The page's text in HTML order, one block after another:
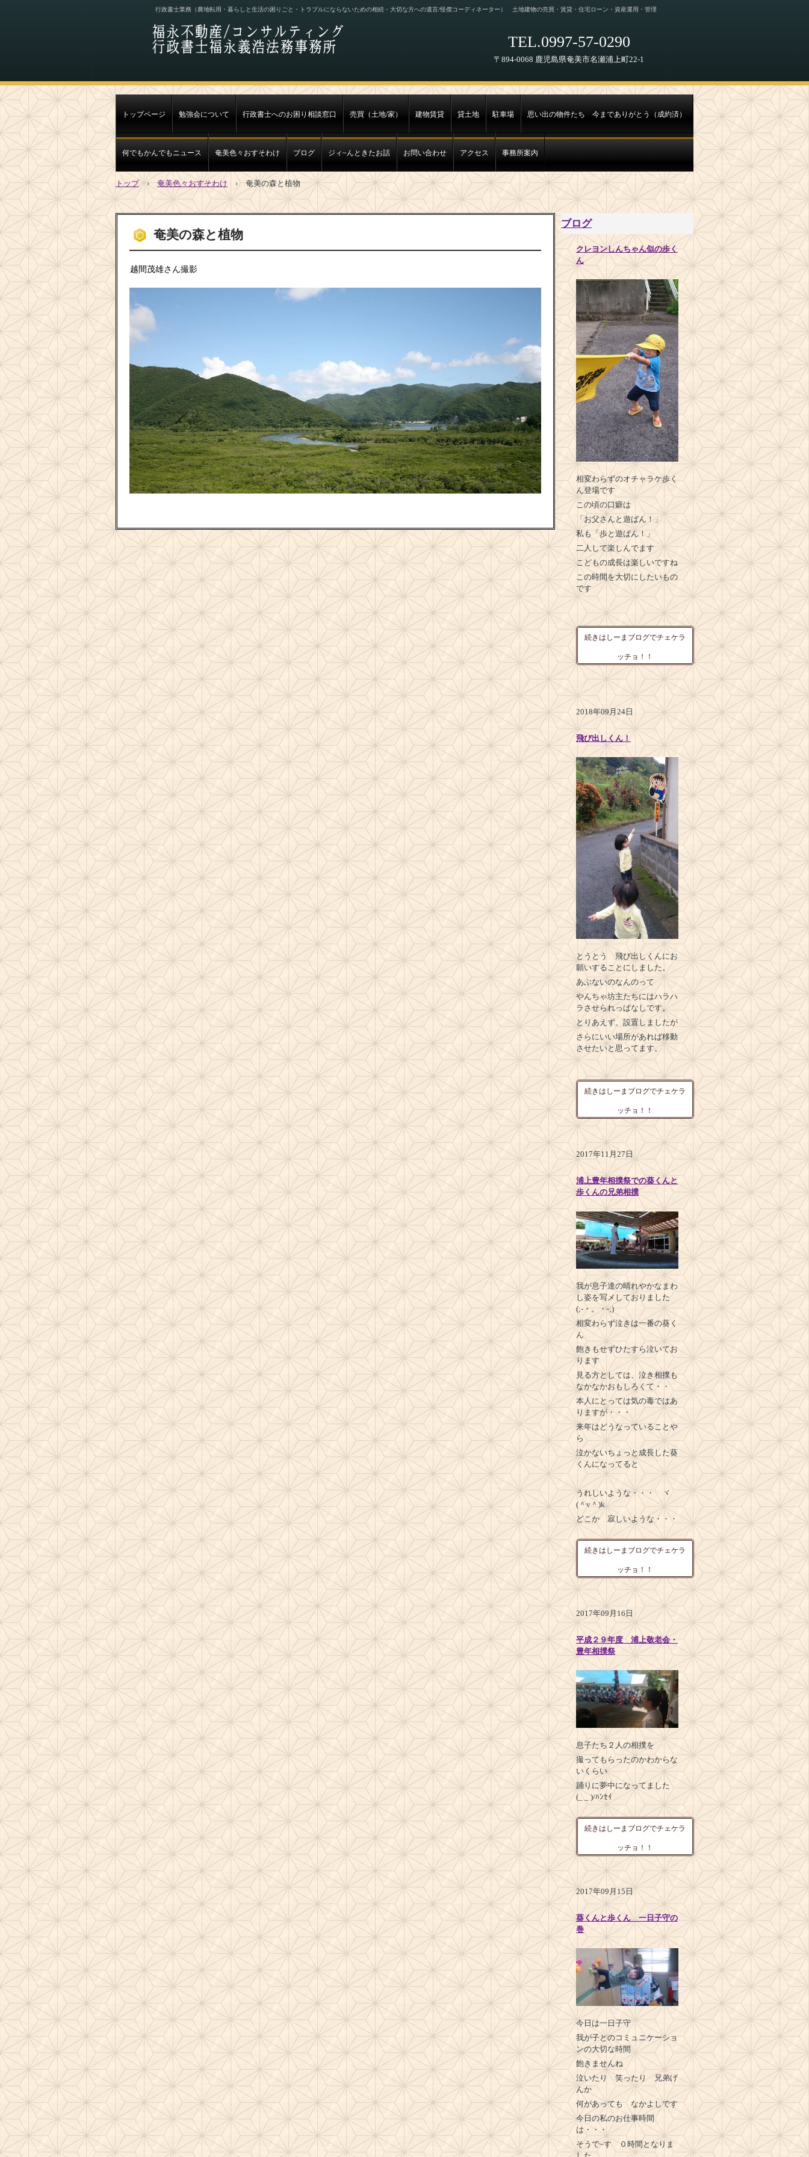
行政書士業務（農地転用・暮らしと生活の困りごと・トラブルにならないための相続・大切な方への遺言/怪傑コーディネーター） 土地建物の売買・賃貸・住宅ローン・資産運用・管理
TEL.0997-57-0290
〒894-0068 鹿児島県奄美市名瀬浦上町22-1
トップページ 勉強会について 行政書士へのお困り相談窓口 売買（土地/家） 建物賃貸 貸土地 駐車場 思い出の物件たち 今までありがとう（成約済）
何でもかんでもニュース 奄美色々おすそわけ ブログ ジィ~んときたお話 お問い合わせ アクセス 事務所案内
トップ › 奄美色々おすそわけ › 奄美の森と植物
奄美の森と植物
越間茂雄さん撮影
ブログ
クレヨンしんちゃん似の歩く
ん
相変わらずのオチャラケ歩く
ん登場です
この頃の口癖は
「お父さんと遊ばん！」
私も「歩と遊ばん！」
二人して楽しんでます
こどもの成長は楽しいですね
この時間を大切にしたいもの
です
続きはしーまブログでチェケラ
ッチョ！！
2018年09月24日
飛び出しくん！
とうとう 飛び出しくんにお
願いすることにしました。
あぶないのなんのって
やんちゃ坊主たちにはハラハ
ラさせられっぱなしです。
とりあえず、設置しましたが
さらにいい場所があれば移動
させたいと思ってます。
続きはしーまブログでチェケラ
ッチョ！！
2017年11月27日
浦上豊年相撲祭での葵くんと
歩くんの兄弟相撲
我が息子達の晴れやかなまわ
し姿を写メしておりました
(;-・。・-;)
相変わらず泣きは一番の葵く
ん
飽きもせずひたすら泣いてお
ります
見る方としては、泣き相撲も
なかなかおもしろくて・・
本人にとっては気の毒ではあ
りますが・・・
来年はどうなっていることや
ら
泣かないちょっと成長した葵
くんになってると
うれしいような・・・ ヾ
(＾v＾)k
どこか 寂しいような・・・
続きはしーまブログでチェケラ
ッチョ！！
2017年09月16日
平成２９年度 浦上敬老会・
豊年相撲祭
息子たち２人の相撲を
撮ってもらったのかわからな
いくらい
踊りに夢中になってました
(_ _ )/ﾊﾝｾｲ
続きはしーまブログでチェケラ
ッチョ！！
2017年09月15日
葵くんと歩くん 一日子守の
巻
今日は一日子守
我が子とのコミュニケーショ
ンの大切な時間
飽きませんね
泣いたり 笑ったり 兄弟げ
んか
何があっても なかよしです
今日の私のお仕事時間
は・・・
そうで~す ０時間となりま